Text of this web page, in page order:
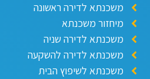
משכנתא לדירה ראשונה
מיחזור משכנתא
משכנתא לדירה שניה
משכנתא לדירה להשקעה
משכנתא לשיפוץ הבית